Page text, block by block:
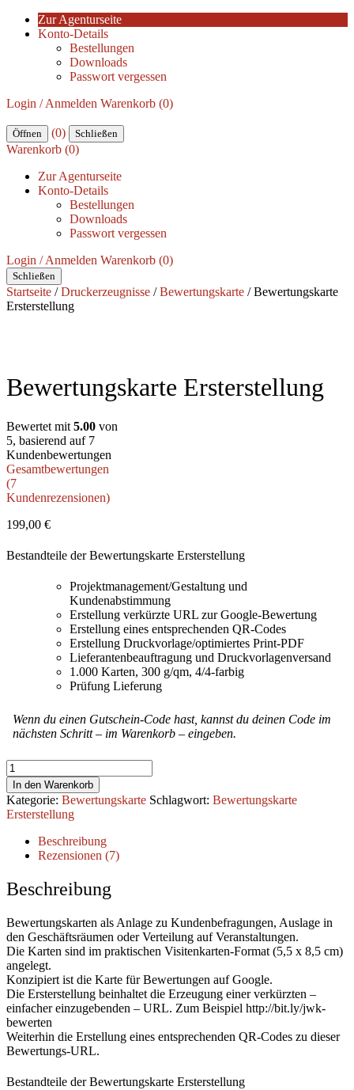
Zur Agenturseite
Konto-Details
Bestellungen
Downloads
Passwort vergessen
Login / Anmelden Warenkorb (0)
Öffnen (0) Schließen
Warenkorb (0)
Zur Agenturseite
Konto-Details
Bestellungen
Downloads
Passwort vergessen
Login / Anmelden Warenkorb (0)
Schließen
Startseite /Druckerzeugnisse /Bewertungskarte / Bewertungskarte
Ersterstellung
Bewertungskarte Ersterstellung
Bewertet mit 5.00 von
5, basierend auf 7
Kundenbewertungen
Gesamtbewertungen
(7
Kundenrezensionen)
199,00 €
Bestandteile der Bewertungskarte Ersterstellung
Projektmanagement/Gestaltung und
Kundenabstimmung
Erstellung verkürzte URL zur Google-Bewertung
Erstellung eines entsprechenden QR-Codes
Erstellung Druckvorlage/optimiertes Print-PDF
Lieferantenbeauftragung und Druckvorlagenversand
1.000 Karten, 300 g/qm, 4/4-farbig
Prüfung Lieferung
Wenn du einen Gutschein-Code hast, kannst du deinen Code im
nächsten Schritt – im Warenkorb – eingeben.
Bewertungskarte
Ersterstellung
Menge
In den Warenkorb
Kategorie: Bewertungskarte Schlagwort: Bewertungskarte
Ersterstellung
Beschreibung
Rezensionen (7)
Beschreibung
Bewertungskarten als Anlage zu Kundenbefragungen, Auslage in
den Geschäftsräumen oder Verteilung auf Veranstaltungen.
Die Karten sind im praktischen Visitenkarten-Format (5,5 x 8,5 cm)
angelegt.
Konzipiert ist die Karte für Bewertungen auf Google.
Die Ersterstellung beinhaltet die Erzeugung einer verkürzten –
einfacher einzugebenden – URL. Zum Beispiel http://bit.ly/jwk-
bewerten
Weiterhin die Erstellung eines entsprechenden QR-Codes zu dieser
Bewertungs-URL.
Bestandteile der Bewertungskarte Ersterstellung